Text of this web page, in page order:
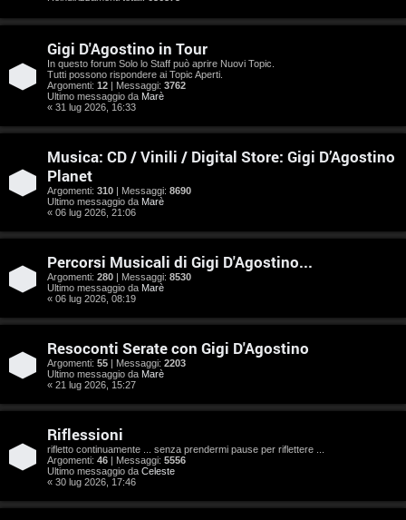
g
o
m
e
t
s
e
a
r
s
Gigi D'Agostino in Tour
In questo forum Solo lo Staff può aprire Nuovi Topic.
Tutti possono rispondere ai Topic Aperti.
Argomenti: 12 | Messaggi: 3762
Ultimo messaggio da Marè
« 31 lug 2026, 16:33
Musica: CD / Vinili / Digital Store: Gigi D’Agostino
Planet
Argomenti: 310 | Messaggi: 8690
Ultimo messaggio da Marè
« 06 lug 2026, 21:06
Percorsi Musicali di Gigi D'Agostino...
Argomenti: 280 | Messaggi: 8530
Ultimo messaggio da Marè
« 06 lug 2026, 08:19
Resoconti Serate con Gigi D'Agostino
Argomenti: 55 | Messaggi: 2203
Ultimo messaggio da Marè
« 21 lug 2026, 15:27
Riflessioni
rifletto continuamente ... senza prendermi pause per riflettere ...
Argomenti: 46 | Messaggi: 5556
Ultimo messaggio da Celeste
« 30 lug 2026, 17:46